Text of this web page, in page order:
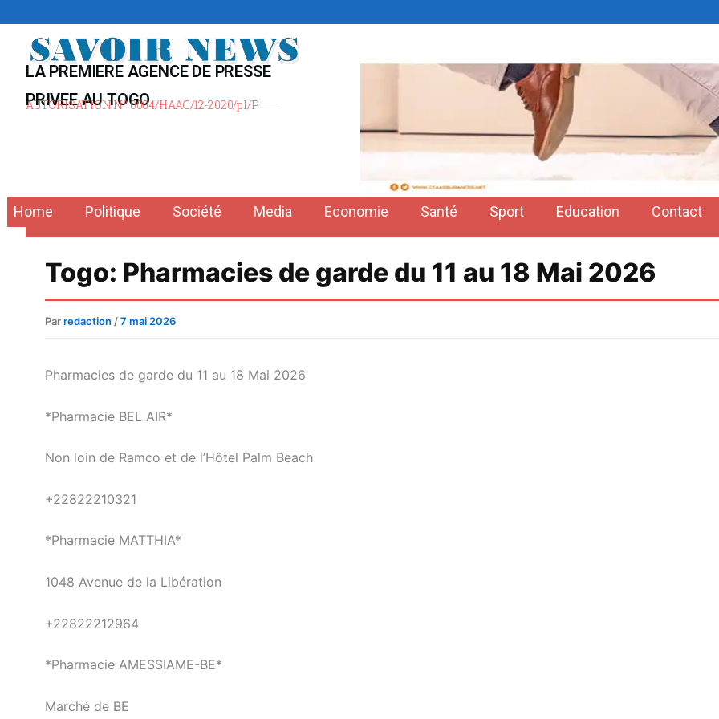
contenu
LA PREMIERE AGENCE DE PRESSE
PRIVEE AU TOGO
AUTORISATION N° 0004/HAAC/12-2020/pl/P
Home Politique Société Media Economie Santé Sport Education Contact
Togo: Pharmacies de garde du 11 au 18 Mai 2026
Parredaction /7 mai 2026
Pharmacies de garde du 11 au 18 Mai 2026
*Pharmacie BEL AIR*
Non loin de Ramco et de l’Hôtel Palm Beach
+22822210321
*Pharmacie MATTHIA*
1048 Avenue de la Libération
+22822212964
*Pharmacie AMESSIAME-BE*
Marché de BE